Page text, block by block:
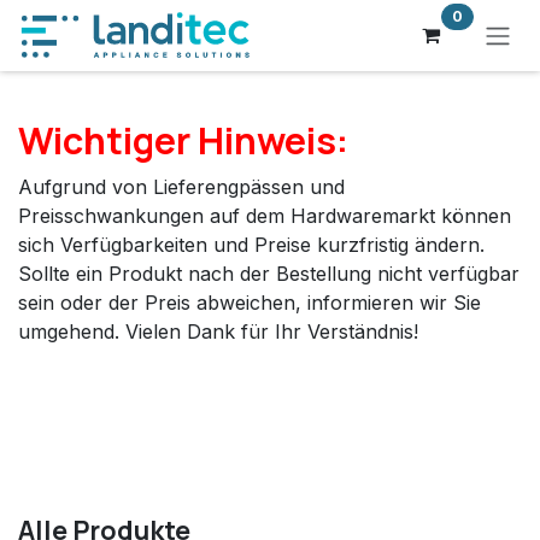
Zum Inhalt springen 0
Wichtiger Hinweis:
Aufgrund von Lieferengpässen und
Preisschwankungen auf dem Hardwaremarkt können
sich Verfügbarkeiten und Preise kurzfristig ändern.
Sollte ein Produkt nach der Bestellung nicht verfügbar
sein oder der Preis abweichen, informieren wir Sie
umgehend. Vielen Dank für Ihr Verständnis!
Alle Produkte